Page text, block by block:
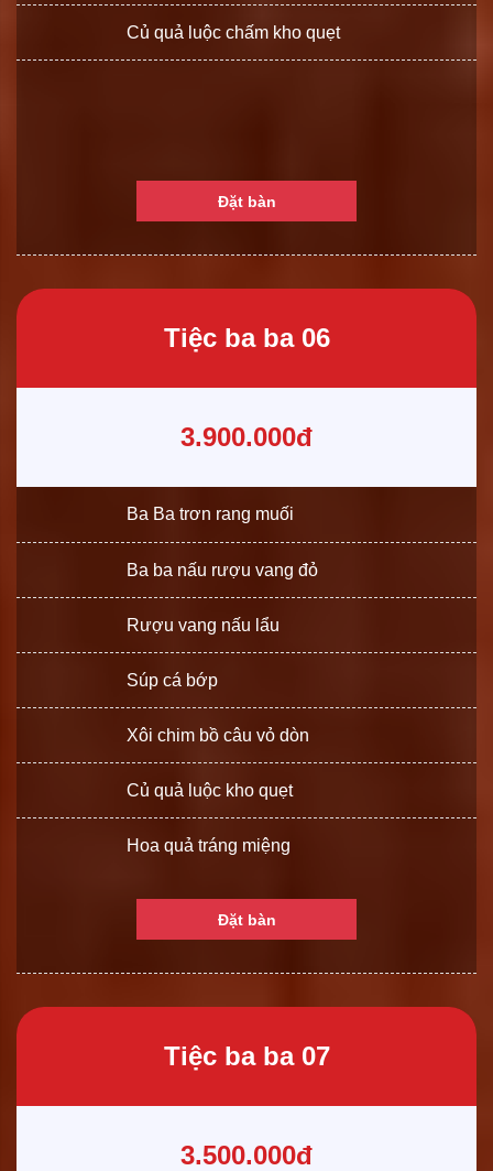
Củ quả luộc chấm kho quẹt
Đặt bàn
Tiệc ba ba 06
3.900.000đ
Ba Ba trơn rang muối
Ba ba nấu rượu vang đỏ
Rượu vang nấu lẩu
Súp cá bớp
Xôi chim bồ câu vỏ dòn
Củ quả luộc kho quẹt
Hoa quả tráng miệng
Đặt bàn
Tiệc ba ba 07
3.500.000đ